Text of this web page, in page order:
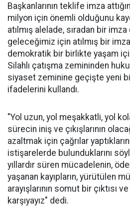
Başkanlarının teklife imza
milyon için önemli olduğunu
atılmış alelade, sıradan bir
geleceğimiz için atılmış bir
demokratik bir birlikte yaşam
Silahlı çatışma zemininden
siyaset zeminine geçişte yeni
ifadelerini kullandı.
"Yol uzun, yol meşakkatli, yol
sürecin iniş ve çıkışlarının
azaltmak için çağrılar
istişarelerde bulunduklarını
yıllardır süren mücadelenin,
yaşanan kayıpların, yürütülen
arayışlarının somut bir çıktısı
karşıyayız" dedi.